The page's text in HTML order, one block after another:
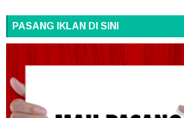
PASANG IKLAN DI SINI